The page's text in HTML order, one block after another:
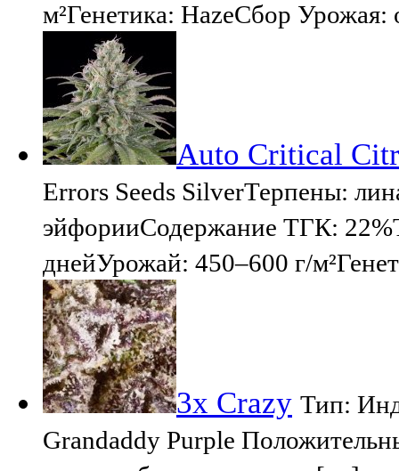
м²Генетика: HazeСбор
Auto Critical
Errors Seeds SilverТерпены:
эйфорииСодержание ТГК:
днейУрожай: 450–600 г/
3x Crazy Тип:
Grandaddy Purple